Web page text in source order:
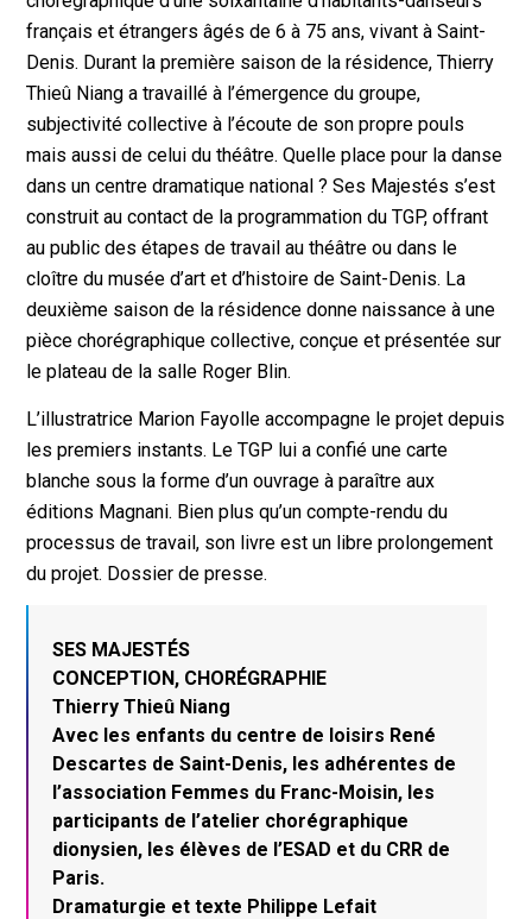
français et étrangers âgés de 6 à 75 ans, vivant à Saint-
Denis. Durant la première saison de la résidence, Thierry
Thieû Niang a travaillé à l’émergence du groupe,
subjectivité collective à l’écoute de son propre pouls
mais aussi de celui du théâtre. Quelle place pour la danse
dans un centre dramatique national ? Ses Majestés s’est
construit au contact de la programmation du TGP, offrant
au public des étapes de travail au théâtre ou dans le
cloître du musée d’art et d’histoire de Saint-Denis. La
deuxième saison de la résidence donne naissance à une
pièce chorégraphique collective, conçue et présentée sur
le plateau de la salle Roger Blin.
L’illustratrice Marion Fayolle accompagne le projet depuis
les premiers instants. Le TGP lui a confié une carte
blanche sous la forme d’un ouvrage à paraître aux
éditions Magnani. Bien plus qu’un compte-rendu du
processus de travail, son livre est un libre prolongement
du projet. Dossier de presse.
SES MAJESTÉS
CONCEPTION, CHORÉGRAPHIE
Thierry Thieû Niang
Avec les enfants du centre de loisirs René
Descartes de Saint-Denis, les adhérentes de
l’association Femmes du Franc-Moisin, les
participants de l’atelier chorégraphique
dionysien, les élèves de l’ESAD et du CRR de
Paris.
Dramaturgie et texte Philippe Lefait